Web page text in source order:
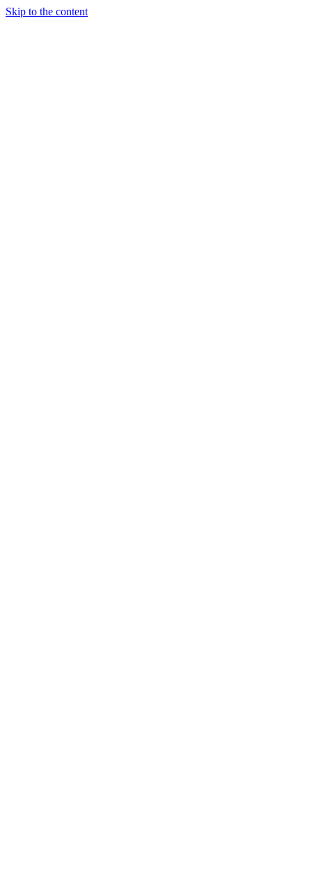
Skip to the content